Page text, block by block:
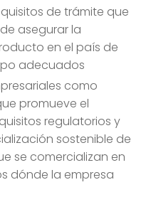
de trámite que
asegurar la
en el país de
adecuados
como
promueve el
regulatorios y
sostenible de
se comercializan en
dónde la empresa